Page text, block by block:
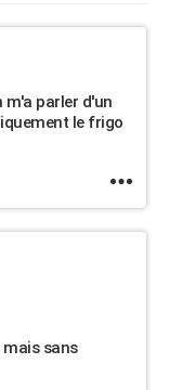
m'a parler d'un
le frigo
mais sans